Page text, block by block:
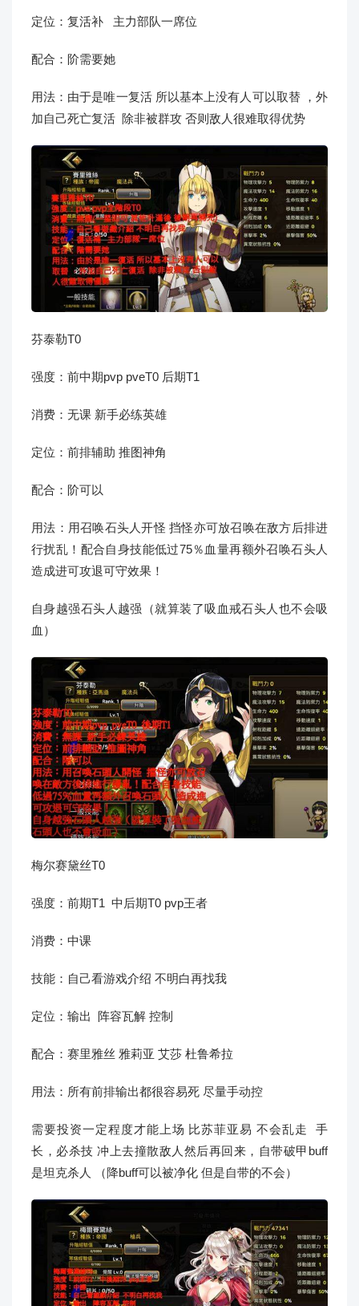
定位：复活补 主力部队一席位
配合：阶需要她
用法：由于是唯一复活 所以基本上没有人可以取替 ，外
加自己死亡复活 除非被群攻 否则敌人很难取得优势
芬泰勒T0
强度：前中期pvp pveT0 后期T1
消费：无课 新手必练英雄
定位：前排辅助 推图神角
配合：阶可以
用法：用召唤石头人开怪 挡怪亦可放召唤在敌方后排进
行扰乱！配合自身技能低过75％血量再额外召唤石头人
造成进可攻退可守效果！
自身越强石头人越强（就算装了吸血戒石头人也不会吸
血）
梅尔赛黛丝T0
强度：前期T1 中后期T0 pvp王者
消费：中课
技能：自己看游戏介绍 不明白再找我
定位：输出 阵容瓦解 控制
配合：赛里雅丝 雅莉亚 艾莎 杜鲁希拉
用法：所有前排输出都很容易死 尽量手动控
需要投资一定程度才能上场 比苏菲亚易 不会乱走 手
长，必杀技 冲上去撞散敌人然后再回来，自带破甲buff
是坦克杀人 （降buff可以被净化 但是自带的不会）